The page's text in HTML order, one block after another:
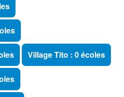
Village Tito : 0 écoles